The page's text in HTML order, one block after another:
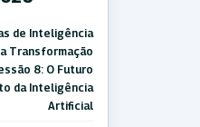
de Inteligência
Transformação
8: O Futuro
da Inteligência
Artificial